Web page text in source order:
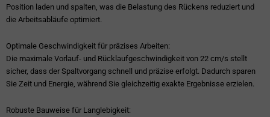
Position laden und spalten, was die Belastung des Rückens reduziert und
die Arbeitsabläufe optimiert.
Optimale Geschwindigkeit für präzises Arbeiten:
Die maximale Vorlauf- und Rücklaufgeschwindigkeit von 22 cm/s stellt
sicher, dass der Spaltvorgang schnell und präzise erfolgt. Dadurch sparen
Sie Zeit und Energie, während Sie gleichzeitig exakte Ergebnisse erzielen.
Robuste Bauweise für Langlebigkeit: